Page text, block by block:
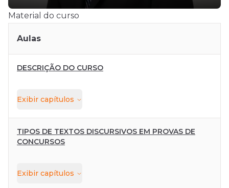
Material do curso
Aulas
DESCRIÇÃO DO CURSO
Exibir capítulos
TIPOS DE TEXTOS DISCURSIVOS EM PROVAS DE
CONCURSOS
Exibir capítulos